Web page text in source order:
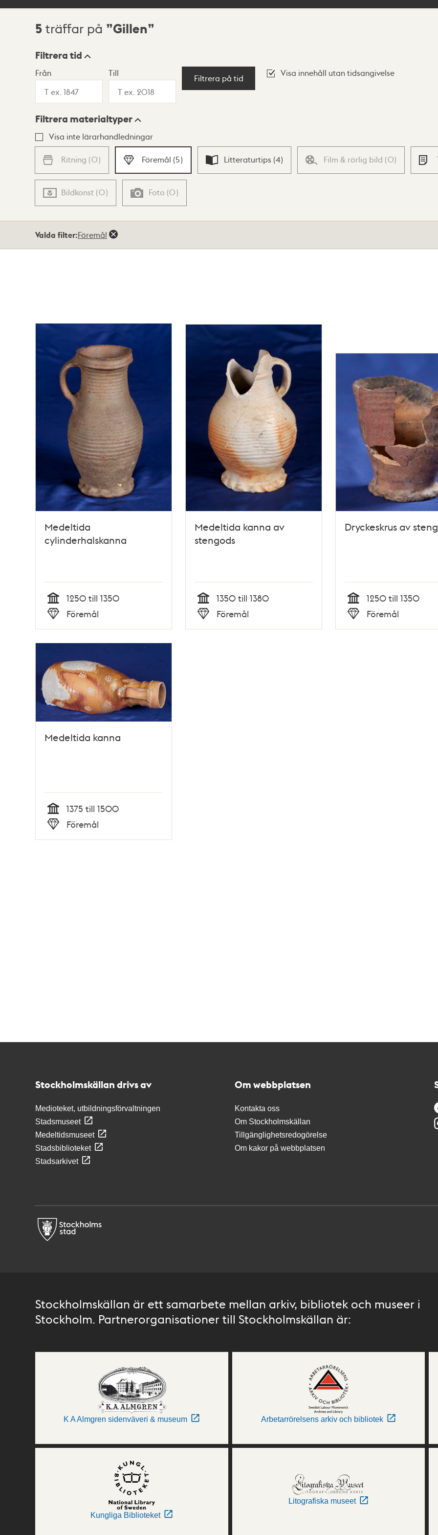
Sökresultat
5 träffar på Gillen
Visningsläge
Lista Karta
Filtrera tid
Från Till
Filtrera på tid
Visa innehåll utan tidsangivelse
Filtrera materialtyper
Visa inte lärarhandledningar
Ritning (0) Föremål (5) Litteraturtips (4) Film & rörlig bild (0)
Bildkonst (0) Foto (0)
Valda filter:Föremål
Medeltida
cylinderhalskanna
Tid
1250 till 1350
Typ
Föremål
Medeltida kanna av
stengods
Tid
1350 till 1380
Typ
Föremål
Dryckeskrus av
Tid
1250 till 1350
Typ
Föremål
Medeltida kanna
Tid
1375 till 1500
Typ
Föremål
Stockholmskällan drivs av
Medioteket, utbildningsförvaltningen
Stadsmuseet
Medeltidsmuseet
Stadsbiblioteket
Stadsarkivet
Om webbplatsen
Kontakta oss
Om Stockholmskällan
Tillgänglighetsredogörelse
Om kakor på webbplatsen
Stockholmskällan är ett samarbete mellan arkiv, bibliotek och museer i
Stockholm. Partnerorganisationer till Stockholmskällan är:
K A Almgren sidenväveri & museum Arbetarrörelsens arkiv och bibliotek
Kungliga Biblioteket
Litografiska museet